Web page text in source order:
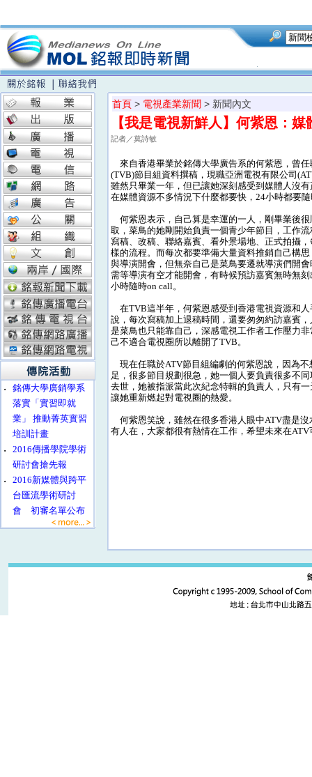
‧
銘傳大學廣銷學系
落實「實習即就
業」 推動菁英實習
培訓計畫
‧
2016傳播學院學術
研討會搶先報
‧
2016新媒體與跨平
台匯流學術研討
會 初審名單公布
首頁 > 電視產業新聞 > 新聞內文
【我是電視新鮮人】何紫恩：
記者／莫詩敏
來自香港畢業於銘傳大學廣告系的何紫恩，曾
(TVB)節目組資料撰稿，現職亞洲電視有限公司
雖然只畢業一年，但已讓她深刻感受到媒體人沒
在媒體資源不多情況下什麼都要快，24小時都要
何紫恩表示，自己算是幸運的一人，剛畢業後
取，菜鳥的她剛開始負責一個青少年節目，工作
寫稿、改稿、聯絡嘉賓、看外景場地、正式拍攝
樣的流程。而每次都要準備大量資料推銷自己構
與導演開會，但無奈自己是菜鳥要遷就導演們開
需等導演有空才能開會，有時候預訪嘉賓無時無
小時隨時on call。
在TVB這半年，何紫恩感受到香港電視資源和
說，每次寫稿加上退稿時間，還要匆匆約訪嘉賓
是菜鳥也只能靠自己，深感電視工作者工作壓力
己不適合電視圈所以離開了TVB。
現在任職於ATV節目組編劇的何紫恩說，因為
足，很多節目規劃很急，她一個人要負責很多不
去世，她被指派當此次紀念特輯的負責人，只有
讓她重新燃起對電視圈的熱愛。
何紫恩笑說，雖然在很多香港人眼中ATV盡是
有人在，大家都很有熱情在工作，希望未來在